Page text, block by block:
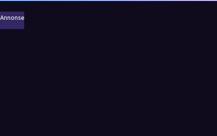
Annonse